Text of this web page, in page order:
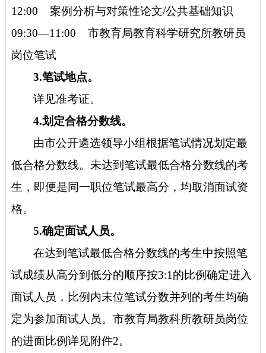
12:00 案例分析与对策性论文/公共基础知识
09:30—11:00 市教育局教育科学研究所教研员
岗位笔试
3.笔试地点。
详见准考证。
4.划定合格分数线。
由市公开遴选领导小组根据笔试情况划定最
低合格分数线。未达到笔试最低合格分数线的考
生，即便是同一职位笔试最高分，均取消面试资
格。
5.确定面试人员。
在达到笔试最低合格分数线的考生中按照笔
试成绩从高分到低分的顺序按3:1的比例确定进入
面试人员，比例内末位笔试分数并列的考生均确
定为参加面试人员。市教育局教科所教研员岗位
的进面比例详见附件2。